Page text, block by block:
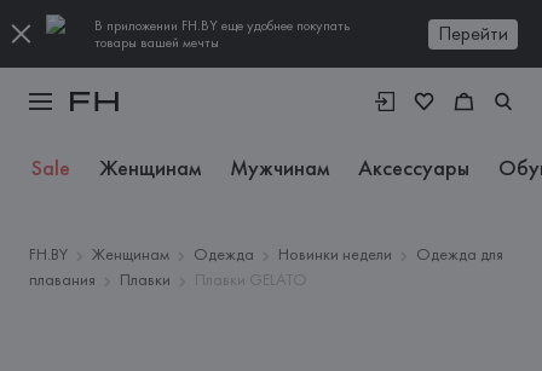
В приложении FH.BY еще удобнее покупать
товары вашей мечты
Перейти
Sale Женщинам Мужчинам Аксессуары
FH.BY Женщинам Одежда Новинки недели
Одежда для
плавания
Плавки Плавки GELATO